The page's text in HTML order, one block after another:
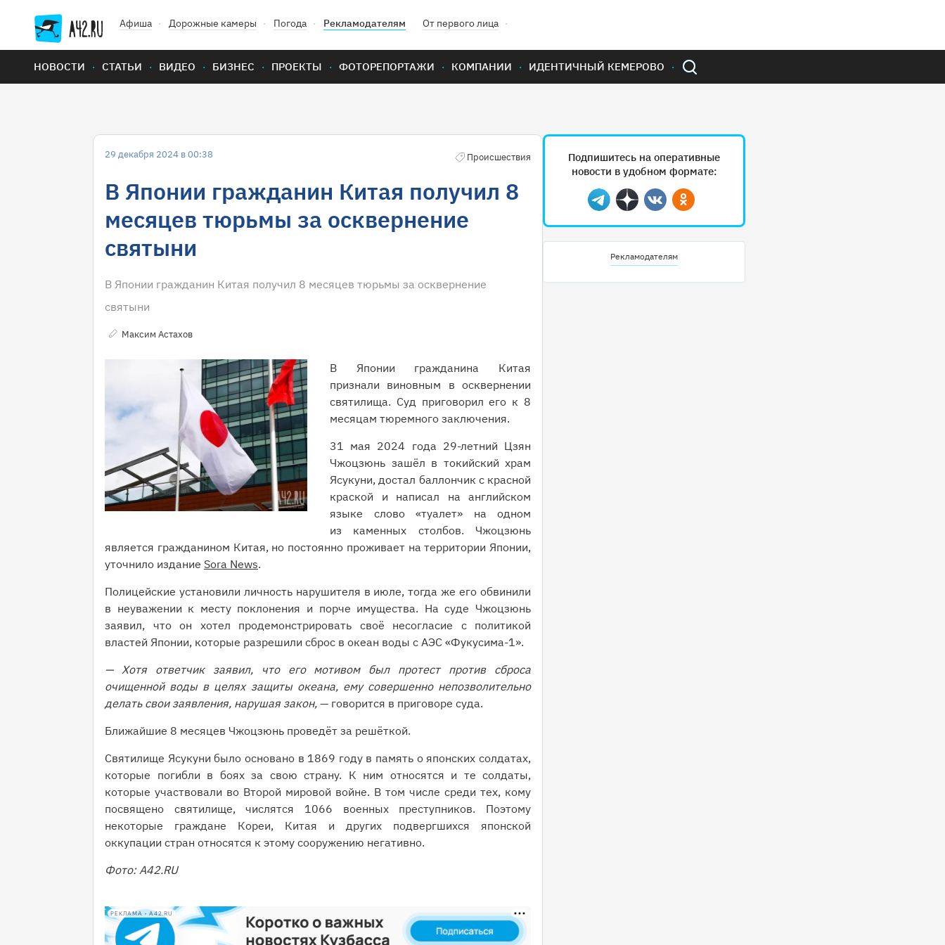
Афиша Дорожные камеры Погода Рекламодателям От первого лица
НОВОСТИ СТАТЬИ ВИДЕО БИЗНЕС ПРОЕКТЫ ФОТОРЕПОРТАЖИ КОМПАНИИ ИДЕНТИЧНЫЙ КЕМЕРОВО
29 декабря 2024 в 00:38 Происшествия
В Японии гражданин Китая получил 8
месяцев тюрьмы за осквернение
святыни
В Японии гражданин Китая получил 8 месяцев тюрьмы за осквернение
святыни
Максим Астахов
В Японии гражданина Китая
признали виновным в осквернении
святилища. Суд приговорил его к 8
месяцам тюремного заключения.
31 мая 2024 года 29-летний Цзян
Чжоцзюнь зашёл в токийский храм
Ясукуни, достал баллончик с красной
краской и написал на английском
языке слово «туалет» на одном
из каменных столбов. Чжоцзюнь
является гражданином Китая, но постоянно проживает на территории Японии,
уточнило издание Sora News.
Полицейские установили личность нарушителя в июле, тогда же его обвинили
в неуважении к месту поклонения и порче имущества. На суде Чжоцзюнь
заявил, что он хотел продемонстрировать своё несогласие с политикой
властей Японии, которые разрешили сброс в океан воды с АЭС «Фукусима-1».
— Хотя ответчик заявил, что его мотивом был протест против сброса
очищенной воды в целях защиты океана, ему совершенно непозволительно
делать свои заявления, нарушая закон, — говорится в приговоре суда.
Ближайшие 8 месяцев Чжоцзюнь проведёт за решёткой.
Святилище Ясукуни было основано в 1869 году в память о японских солдатах,
которые погибли в боях за свою страну. К ним относятся и те солдаты,
которые участвовали во Второй мировой войне. В том числе среди тех, кому
посвящено святилище, числятся 1066 военных преступников. Поэтому
некоторые граждане Кореи, Китая и других подвергшихся японской
оккупации стран относятся к этому сооружению негативно.
Фото: A42.RU
РЕКЛАМА • A42.RU
Подпишитесь на оперативные
новости в удобном формате:
Telegram
ДзенВконтактеОдноклассники
Рекламодателям